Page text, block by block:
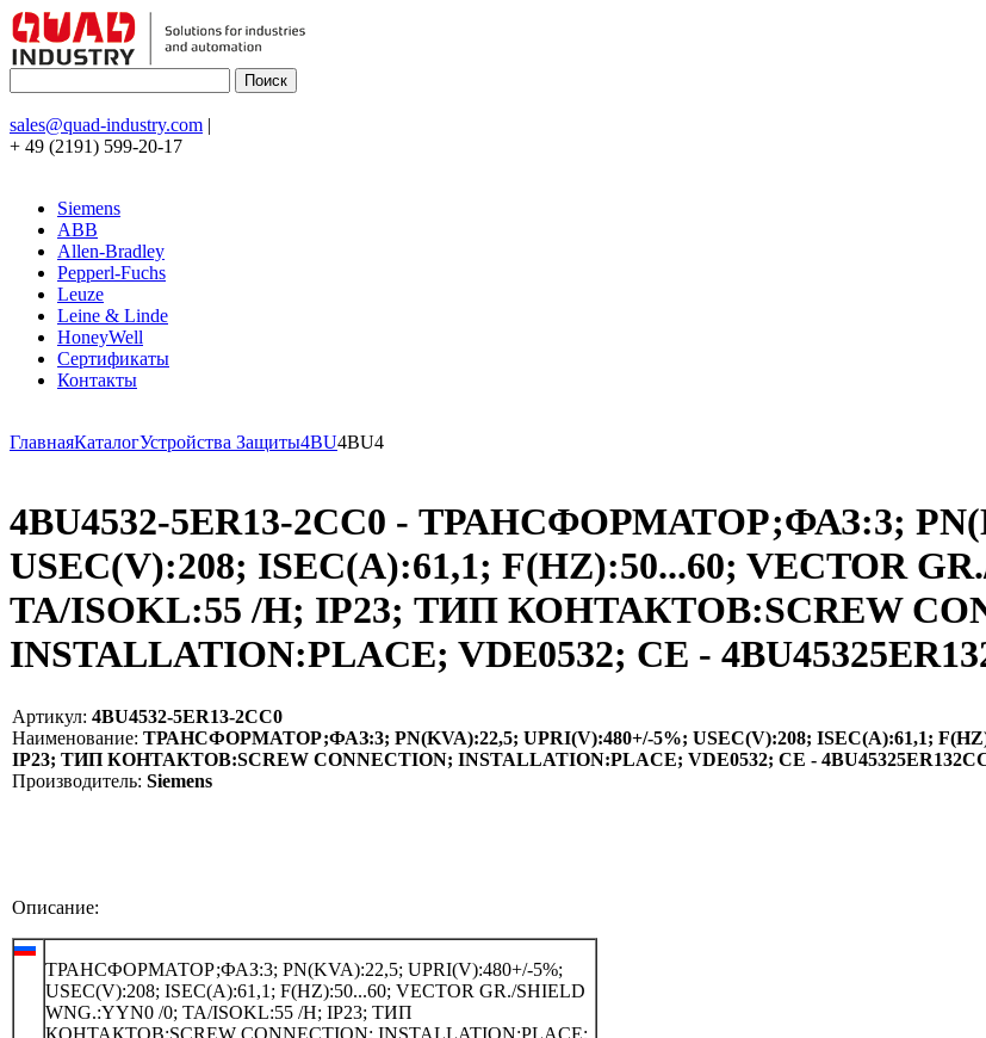
sales@quad-industry.com |
+ 49 (2191) 599-20-17
Siemens
ABB
Allen-Bradley
Pepperl-Fuchs
Leuze
Leine & Linde
HoneyWell
Сертификаты
Контакты
ГлавнаяКаталогУстройства Защиты4BU4BU4
4BU4532-5ER13-2CC0 - ТРАНСФОРМАТОР;ФАЗ:3;
USEC(V):208; ISEC(A):61,1; F(HZ):50...60; VECTOR
TA/ISOKL:55 /H; IP23; ТИП КОНТАКТОВ:SCREW
INSTALLATION:PLACE; VDE0532; CE -
Артикул: 4BU4532-5ER13-2CC0
Наименование: ТРАНСФОРМАТОР;ФАЗ:3; PN(KVA):22,5; UPRI(V):480+/-5%; USEC(V):208; ISEC(A):61,1;
IP23; ТИП КОНТАКТОВ:SCREW CONNECTION; INSTALLATION:PLACE; VDE0532; CE -
Производитель: Siemens
Описание:
ТРАНСФОРМАТОР;ФАЗ:3; PN(KVA):22,5; UPRI(V):480+/-5%;
USEC(V):208; ISEC(A):61,1; F(HZ):50...60; VECTOR GR./SHIELD
WNG.:YYN0 /0; TA/ISOKL:55 /H; IP23; ТИП
КОНТАКТОВ:SCREW CONNECTION; INSTALLATION:PLACE;